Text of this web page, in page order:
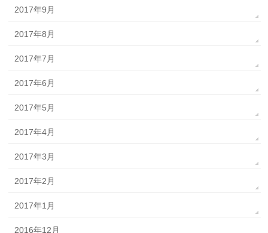
2017年9月
2017年8月
2017年7月
2017年6月
2017年5月
2017年4月
2017年3月
2017年2月
2017年1月
2016年12月